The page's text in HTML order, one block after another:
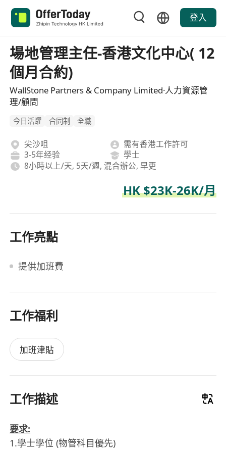
登入
場地管理主任-香港文化中心( 12
個月合約)
WallStone Partners & Company Limited·人力資源管
理/顧問
今日活躍 合同制 全職
尖沙咀
需有香港工作許可
3-5年经验
學士
8小時以上/天, 5天/週, 混合辦公, 早更
HK $23K-26K/月
工作亮點
提供加班費
工作福利
加班津貼
工作描述
要求:
1.學士學位 (物管科目優先)